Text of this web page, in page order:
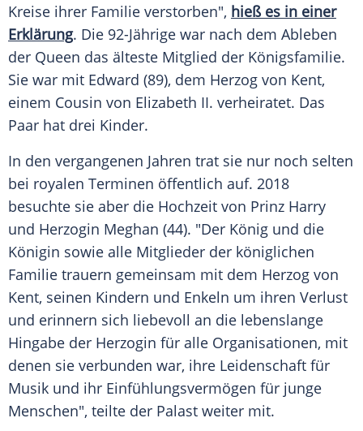
Kreise ihrer Familie verstorben", hieß es in einer
Erklärung. Die 92-Jährige war nach dem Ableben
der Queen das älteste Mitglied der Königsfamilie.
Sie war mit Edward (89), dem Herzog von Kent,
einem Cousin von Elizabeth II. verheiratet. Das
Paar hat drei Kinder.
In den vergangenen Jahren trat sie nur noch selten
bei royalen Terminen öffentlich auf. 2018
besuchte sie aber die Hochzeit von Prinz Harry
und Herzogin Meghan (44). "Der König und die
Königin sowie alle Mitglieder der königlichen
Familie trauern gemeinsam mit dem Herzog von
Kent, seinen Kindern und Enkeln um ihren Verlust
und erinnern sich liebevoll an die lebenslange
Hingabe der Herzogin für alle Organisationen, mit
denen sie verbunden war, ihre Leidenschaft für
Musik und ihr Einfühlungsvermögen für junge
Menschen", teilte der Palast weiter mit.